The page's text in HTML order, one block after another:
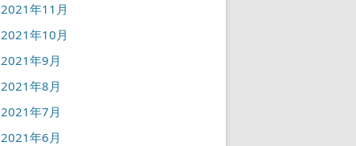
2021年11月
2021年10月
2021年9月
2021年8月
2021年7月
2021年6月